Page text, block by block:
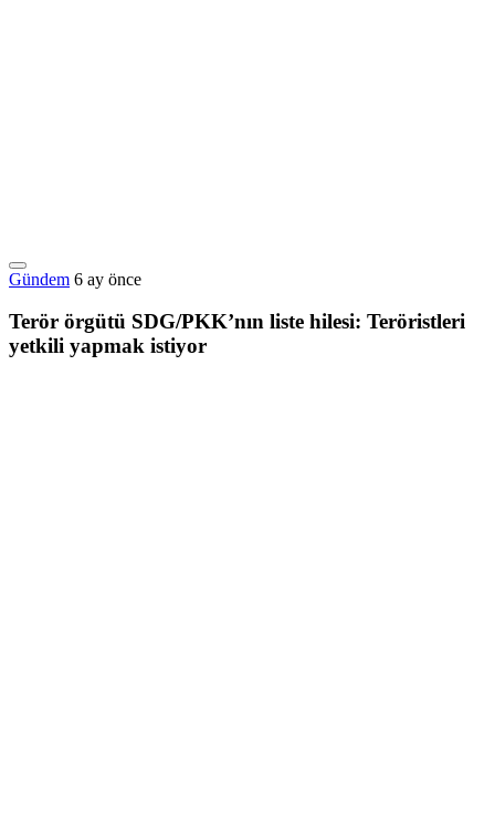
Gündem 6 ay önce
Terör örgütü SDG/PKK’nın liste hilesi: Teröristleri
yetkili yapmak istiyor